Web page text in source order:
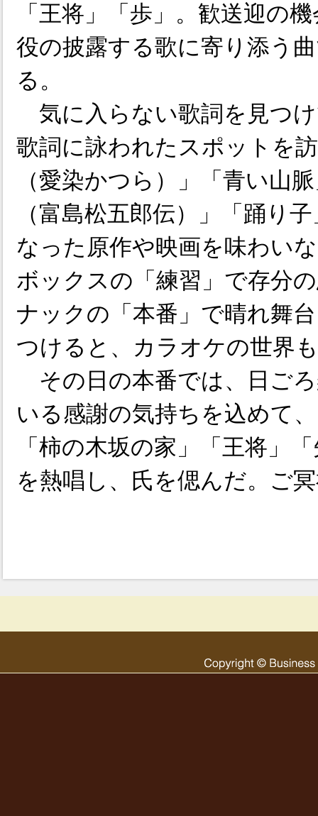
「王将」「歩」。歓送迎の
役の披露する歌に寄り添う
る。
気に入らない歌詞を見つ
歌詞に詠われたスポットを
（愛染かつら）」「青い山
（富島松五郎伝）」「踊り
なった原作や映画を味わい
ボックスの「練習」で存分
ナックの「本番」で晴れ舞
つけると、カラオケの世界
その日の本番では、日ご
いる感謝の気持ちを込めて
「柿の木坂の家」「王将」
を熱唱し、氏を偲んだ。ご